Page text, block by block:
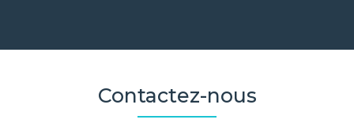
Contactez-nous